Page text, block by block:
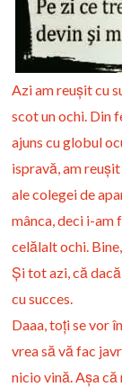
Azi am reușit cu
scot un ochi. Din
ajuns cu globul
ispravă, am
ale colegei de
mânca, deci i-am
celălalt ochi.
Și tot azi, că
cu succes.
Daaa, toți se vor
vrea să vă fac
nicio vină. Așa că